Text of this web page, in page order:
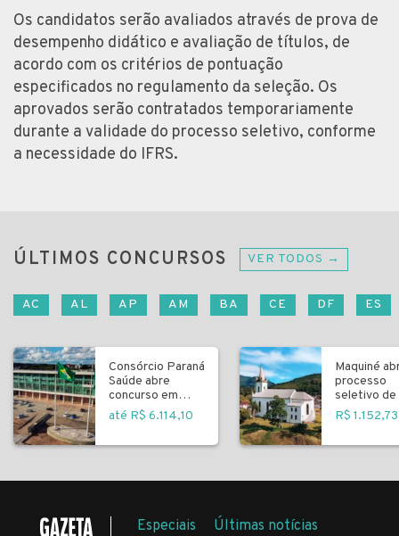
Os candidatos serão avaliados através de prova de
desempenho didático e avaliação de títulos, de
acordo com os critérios de pontuação
especificados no regulamento da seleção. Os
aprovados serão contratados temporariamente
durante a validade do processo seletivo, conforme
a necessidade do IFRS.
ÚLTIMOS CONCURSOS VER TODOS →
AC AL AP AM BA CE DF ES
Consórcio Paraná
Saúde abre
concurso em
Curitiba
até R$ 6.114,10
Maquiné
processo
seletivo de
R$ 1.152,73
Especiais Últimas notícias